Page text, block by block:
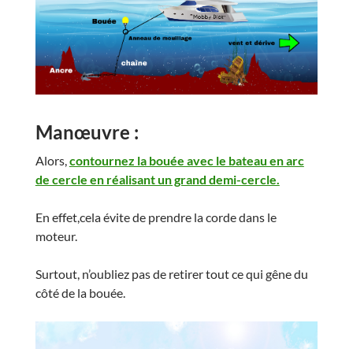
Manœuvre :
Alors,contournez la bouée avec le bateau en arc
de cercle en réalisant un grand demi-cercle.
En effet,cela évite de prendre la corde dans le
moteur.
Surtout, n’oubliez pas de retirer tout ce qui gêne du
côté de la bouée.